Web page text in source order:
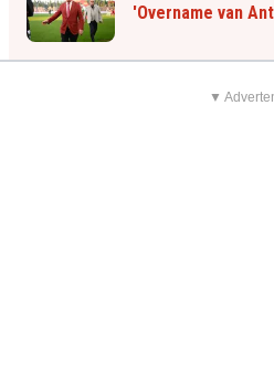
'Overname van
▼